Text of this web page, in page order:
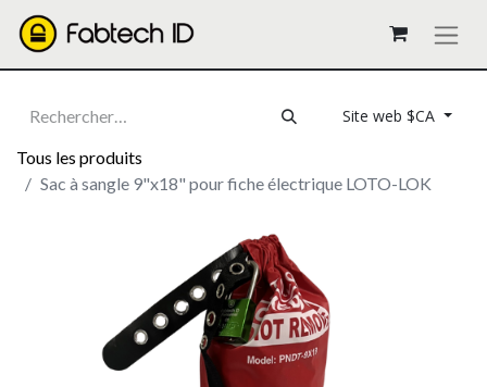
Site web $CA
Tous les produits
Sac à sangle 9"x18" pour fiche électrique LOTO-LOK